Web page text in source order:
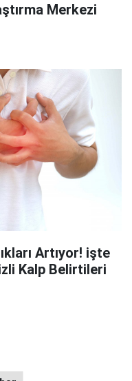
Merkezi
Artıyor! işte
Kalp Belirtileri